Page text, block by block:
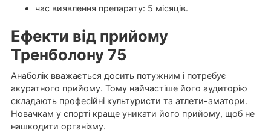
час виявлення препарату: 5 місяців.
Ефекти від прийому
Тренболону 75
Анаболік вважається досить потужним і потребує
акуратного прийому. Тому найчастіше його аудиторію
складають професійні культуристи та атлети-аматори.
Новачкам у спорті краще уникати його прийому, щоб не
нашкодити організму.